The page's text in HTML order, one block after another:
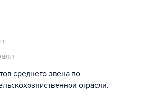
среднего звена по
отрасли.